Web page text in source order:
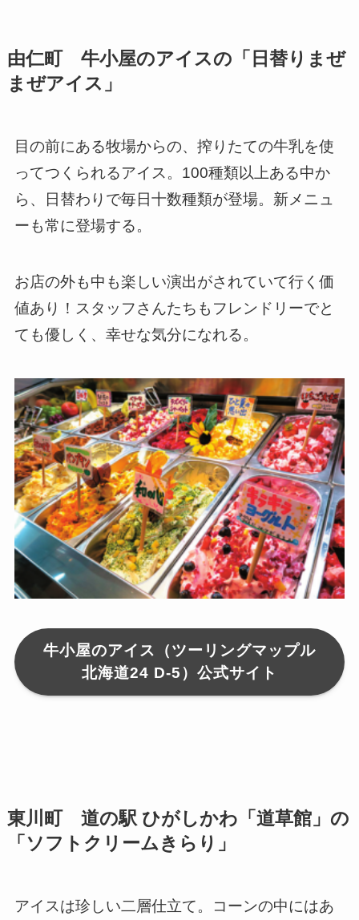
由仁町 牛小屋のアイスの「日替りまぜ
まぜアイス」
目の前にある牧場からの、搾りたての牛乳を使
ってつくられるアイス。100種類以上ある中か
ら、日替わりで毎日十数種類が登場。新メニュ
ーも常に登場する。
お店の外も中も楽しい演出がされていて行く価
値あり！スタッフさんたちもフレンドリーでと
ても優しく、幸せな気分になれる。
牛小屋のアイス（ツーリングマップル
北海道24 D-5）公式サイト
東川町 道の駅 ひがしかわ「道草館」の
「ソフトクリームきらり」
アイスは珍しい二層仕立て。コーンの中にはあ